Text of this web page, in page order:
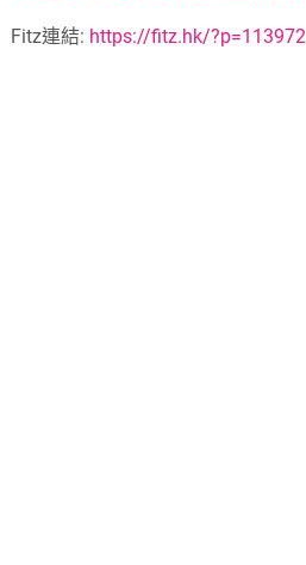
Fitz連結: https://fitz.hk/?p=113972